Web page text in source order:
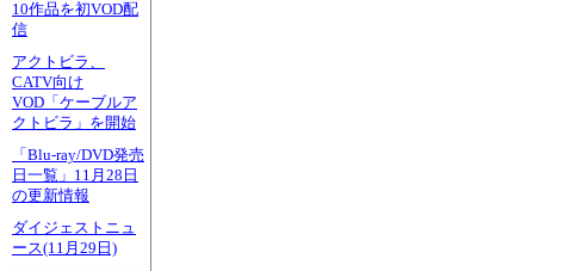
10作品を初VOD配
信
アクトビラ、
CATV向け
VOD「ケーブルア
クトビラ」を開始
「Blu-ray/DVD発売
日一覧」11月28日
の更新情報
ダイジェストニュ
ース(11月29日)